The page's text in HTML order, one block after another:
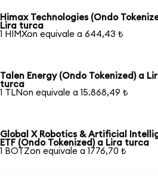
Himax Technologies (Ondo
Lira turca
1 HIMXon equivale a 644,43 ₺
Talen Energy (Ondo Tokenized) a
turca
1 TLNon equivale a 15.868,49 ₺
Global X Robotics & Artificial
ETF (Ondo Tokenized) a Lira turca
1 BOTZon equivale a 1776,70 ₺